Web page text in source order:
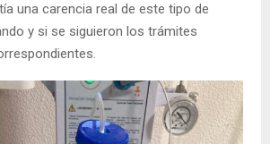
una carencia real de este tipo de
y si se siguieron los trámites